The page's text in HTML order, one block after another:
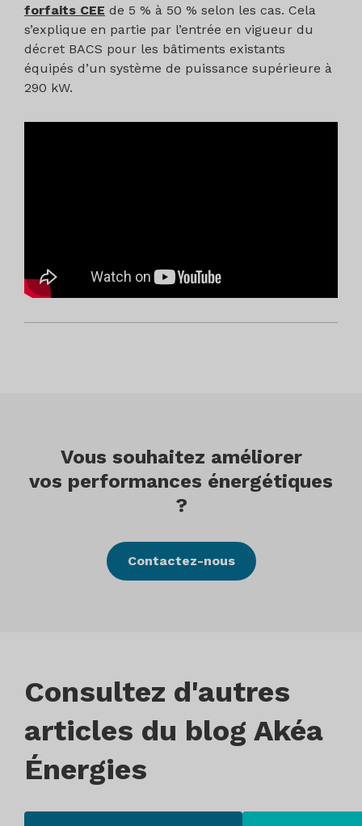
forfaits CEE de 5 % à 50 % selon les cas. Cela
s’explique en partie par l’entrée en vigueur du
décret BACS pour les bâtiments existants
équipés d’un système de puissance supérieure à
290 kW.
Vous souhaitez améliorer
vos performances énergétiques
?
Contactez-nous
Consultez d'autres
articles du blog Akéa
Énergies